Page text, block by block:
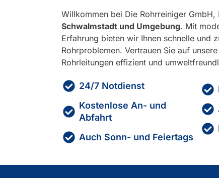
Willkommen bei Die Rohrreiniger GmbH,
Schwalmstadt und Umgebung. Mit
Erfahrung bieten wir Ihnen schnelle und
Rohrproblemen. Vertrauen Sie auf
Rohrleitungen effizient und
24/7 Notdienst
Kostenlose An- und
Abfahrt
Auch Sonn- und Feiertags